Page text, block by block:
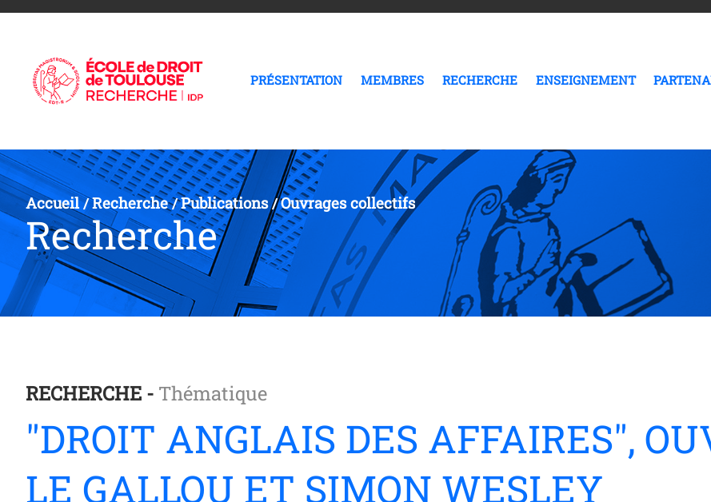
PRÉSENTATION MEMBRES RECHERCHE ENSEIGNEMENT
Accueil/Recherche/Publications/Ouvrages collectifs
Recherche
RECHERCHE - Thématique
"DROIT ANGLAIS DES AFFAIRES",
LE GALLOU ET SIMON WESLEY